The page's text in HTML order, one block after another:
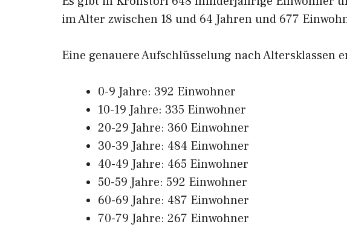
im Alter zwischen 18 und 64 Jahren und 677
Eine genauere Aufschlüsselung nach Altersklassen
0-9 Jahre: 392 Einwohner
10-19 Jahre: 335 Einwohner
20-29 Jahre: 360 Einwohner
30-39 Jahre: 484 Einwohner
40-49 Jahre: 465 Einwohner
50-59 Jahre: 592 Einwohner
60-69 Jahre: 487 Einwohner
70-79 Jahre: 267 Einwohner